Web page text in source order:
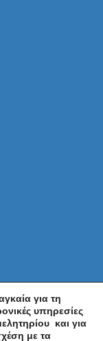
για τη
υπηρεσίες
και για
με τα